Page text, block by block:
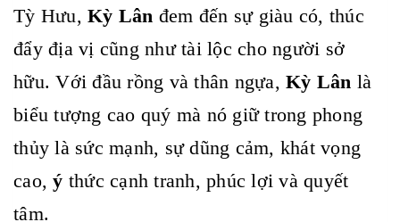
Tỳ Hưu, Kỳ Lân đem đến sự giàu có, thúc
đẩy địa vị cũng như tài lộc cho người sở
hữu. Với đầu rồng và thân ngựa, Kỳ Lân là
biểu tượng cao quý mà nó giữ trong phong
thủy là sức mạnh, sự dũng cảm, khát vọng
cao,ý thức cạnh tranh, phúc lợi và quyết
tâm.